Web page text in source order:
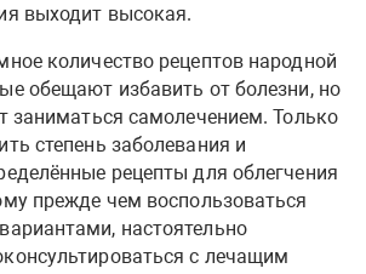
выходит высокая.
количество рецептов народной
обещают избавить от болезни, но
заниматься самолечением. Только
степень заболевания и
рецепты для облегчения
прежде чем воспользоваться
настоятельно
с лечащим